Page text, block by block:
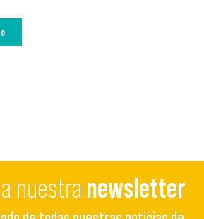
nuestra newsletter